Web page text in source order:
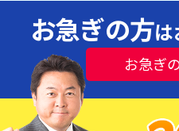
お急ぎの方は
お急ぎ